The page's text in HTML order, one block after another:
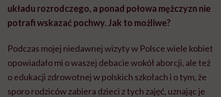
układu rozrodczego, a ponad połowa mężczyzn nie
potrafi wskazać pochwy. Jak to możliwe?
Podczas mojej niedawnej wizyty w Polsce wiele kobiet
opowiadało mi o waszej debacie wokół aborcji, ale też
o edukacji zdrowotnej w polskich szkołach i o tym, że
sporo rodziców zabiera dzieci z tych zajęć, uznając je